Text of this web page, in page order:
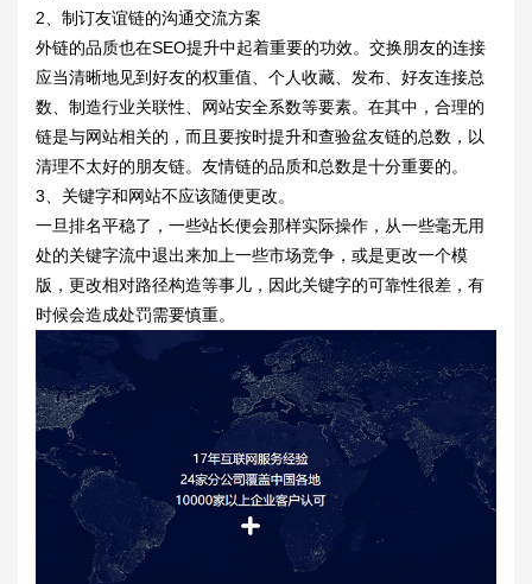
2、制订友谊链的沟通交流方案
外链的品质也在SEO提升中起着重要的功效。交换朋友的连接
应当清晰地见到好友的权重值、个人收藏、发布、好友连接总
数、制造行业关联性、网站安全系数等要素。在其中，合理的
链是与网站相关的，而且要按时提升和查验盆友链的总数，以
清理不太好的朋友链。友情链的品质和总数是十分重要的。
3、关键字和网站不应该随便更改。
一旦排名平稳了，一些站长便会那样实际操作，从一些毫无用
处的关键字流中退出来加上一些市场竞争，或是更改一个模
版，更改相对路径构造等事儿，因此关键字的可靠性很差，有
时候会造成处罚需要慎重。